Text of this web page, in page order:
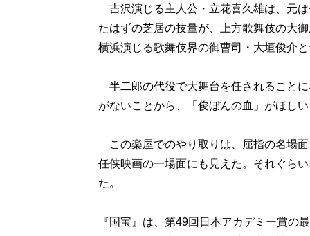
吉沢演じる主人公・立花喜久雄は、元
たはずの芝居の技量が、上方歌舞伎の大
横浜演じる歌舞伎界の御曹司・大垣俊介
半二郎の代役で大舞台を任されること
がないことから、「俊ぼんの血」がほし
この楽屋でのやり取りは、屈指の名場
任侠映画の一場面にも見えた。それぐら
た。
『国宝』は、第49回日本アカデミー賞の